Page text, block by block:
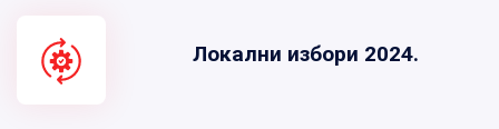
Локални избори 2024.